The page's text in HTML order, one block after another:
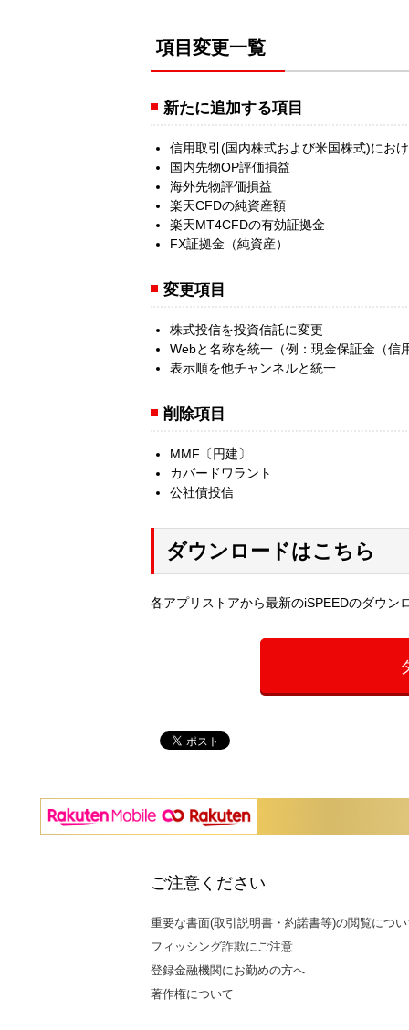
項目変更一覧
新たに追加する項目
信用取引(国内株式および米国株式)にお
国内先物OP評価損益
海外先物評価損益
楽天CFDの純資産額
楽天MT4CFDの有効証拠金
FX証拠金（純資産）
変更項目
株式投信を投資信託に変更
Webと名称を統一（例：現金保証金（
表示順を他チャンネルと統一
削除項目
MMF〔円建〕
カバードワラント
公社債投信
ダウンロードはこちら
各アプリストアから最新のiSPEEDのダウン
ご注意ください
重要な書面(取引説明書・約諾書等)の閲覧につ
フィッシング詐欺にご注意
登録金融機関にお勤めの方へ
著作権について